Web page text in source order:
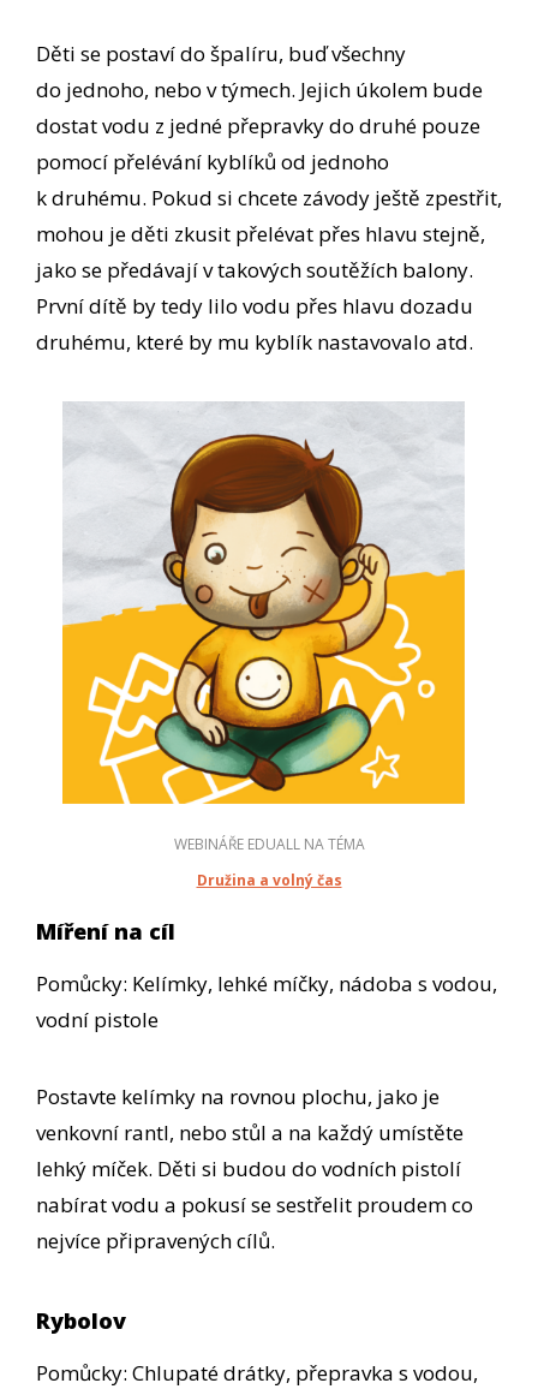
Děti se postaví do špalíru, buď všechny
do jednoho, nebo v týmech. Jejich úkolem bude
dostat vodu z jedné přepravky do druhé pouze
pomocí přelévání kyblíků od jednoho
k druhému. Pokud si chcete závody ještě zpestřit,
mohou je děti zkusit přelévat přes hlavu stejně,
jako se předávají v takových soutěžích balony.
První dítě by tedy lilo vodu přes hlavu dozadu
druhému, které by mu kyblík nastavovalo atd.
WEBINÁŘE EDUALL NA TÉMA
Družina a volný čas
Míření na cíl
Pomůcky: Kelímky, lehké míčky, nádoba s vodou,
vodní pistole
Postavte kelímky na rovnou plochu, jako je
venkovní rantl, nebo stůl a na každý umístěte
lehký míček. Děti si budou do vodních pistolí
nabírat vodu a pokusí se sestřelit proudem co
nejvíce připravených cílů.
Rybolov
Pomůcky: Chlupaté drátky, přepravka s vodou,